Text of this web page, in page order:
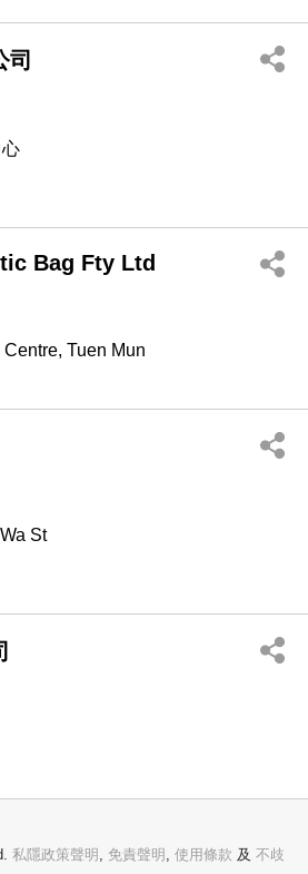
司
Bag Fty Ltd
Tuen Mun
St
私隱政策聲明 , 免責聲明 , 使用條款 及 不歧